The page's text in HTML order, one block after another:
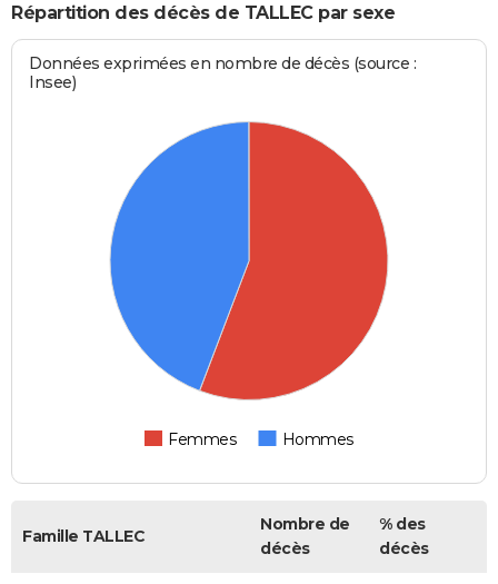
Répartition des décès de TALLEC par sexe
Données exprimées en nombre de décès (source :
Insee)
Femmes Hommes
Famille TALLEC
Nombre de
décès
% des
décès